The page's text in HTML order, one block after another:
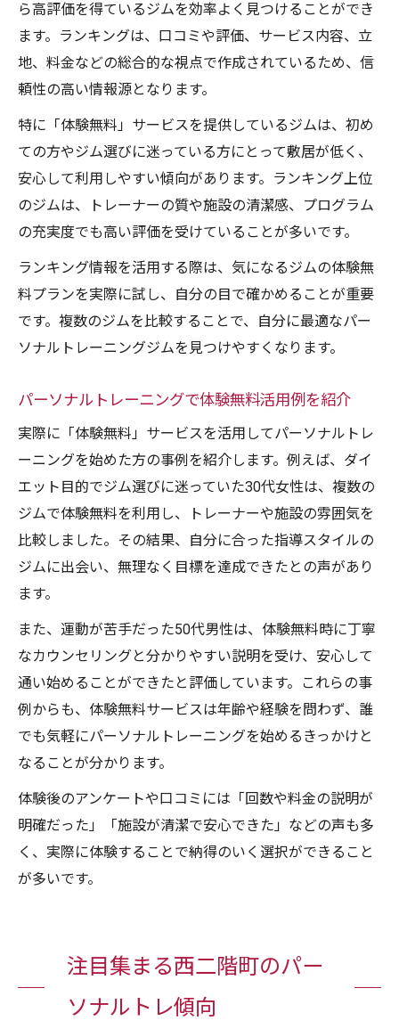
ら高評価を得ているジムを効率よく見つけることができ
ます。ランキングは、口コミや評価、サービス内容、立
地、料金などの総合的な視点で作成されているため、信
頼性の高い情報源となります。
特に「体験無料」サービスを提供しているジムは、初め
ての方やジム選びに迷っている方にとって敷居が低く、
安心して利用しやすい傾向があります。ランキング上位
のジムは、トレーナーの質や施設の清潔感、プログラム
の充実度でも高い評価を受けていることが多いです。
ランキング情報を活用する際は、気になるジムの体験無
料プランを実際に試し、自分の目で確かめることが重要
です。複数のジムを比較することで、自分に最適なパー
ソナルトレーニングジムを見つけやすくなります。
パーソナルトレーニングで体験無料活用例を紹介
実際に「体験無料」サービスを活用してパーソナルトレ
ーニングを始めた方の事例を紹介します。例えば、ダイ
エット目的でジム選びに迷っていた30代女性は、複数の
ジムで体験無料を利用し、トレーナーや施設の雰囲気を
比較しました。その結果、自分に合った指導スタイルの
ジムに出会い、無理なく目標を達成できたとの声があり
ます。
また、運動が苦手だった50代男性は、体験無料時に丁寧
なカウンセリングと分かりやすい説明を受け、安心して
通い始めることができたと評価しています。これらの事
例からも、体験無料サービスは年齢や経験を問わず、誰
でも気軽にパーソナルトレーニングを始めるきっかけと
なることが分かります。
体験後のアンケートや口コミには「回数や料金の説明が
明確だった」「施設が清潔で安心できた」などの声も多
く、実際に体験することで納得のいく選択ができること
が多いです。
注目集まる西二階町のパー
ソナルトレ傾向